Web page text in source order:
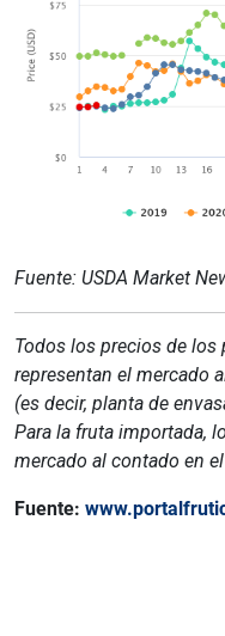
Fuente: USDA Market
Todos los precios de los
representan el mercado
(es decir, planta de
Para la fruta importada,
mercado al contado en
Fuente: